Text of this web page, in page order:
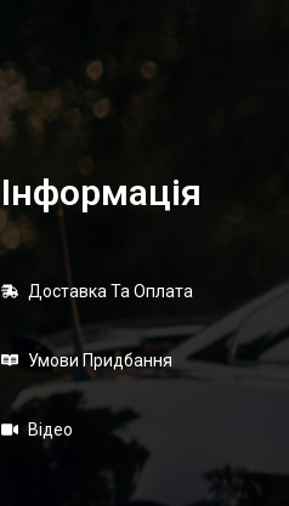
Інформація
Доставка Та Оплата
Умови Придбання
Відео